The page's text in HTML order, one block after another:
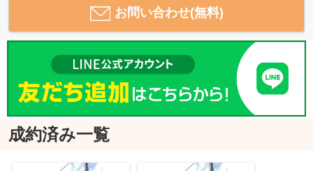
お問い合わせ(無料)
成約済み一覧